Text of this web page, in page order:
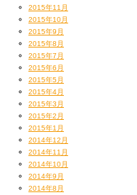
2015年11月
2015年10月
2015年9月
2015年8月
2015年7月
2015年6月
2015年5月
2015年4月
2015年3月
2015年2月
2015年1月
2014年12月
2014年11月
2014年10月
2014年9月
2014年8月